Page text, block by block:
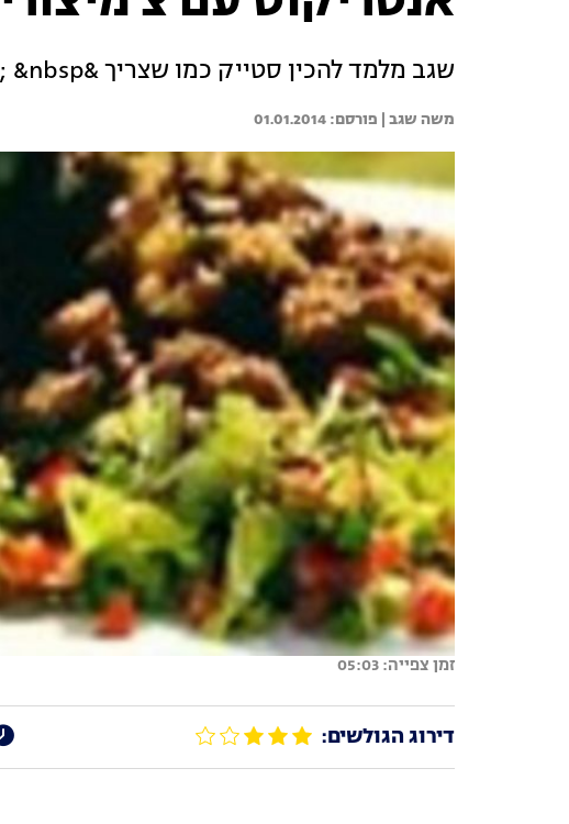
שגב מלמד להכין סטייק כמו שצריך &nbsp; &nbsp; &nbsp; &nbsp;
משה שגב | 01.01.2014
זמן צפייה: 05:03
דירוג הגולשים: